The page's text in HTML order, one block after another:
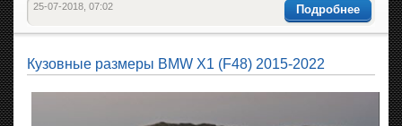
Подробнее
25-07-2018, 07:02
Кузовные размеры BMW X1 (F48) 2015-2022